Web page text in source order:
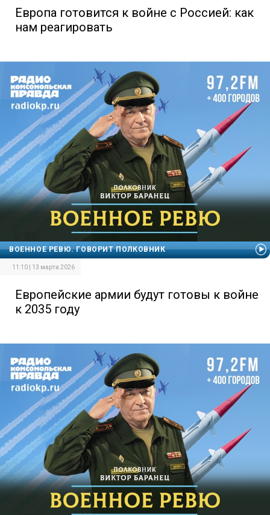
Европа готовится к войне с Россией: как
нам реагировать
ВОЕННОЕ РЕВЮ. ГОВОРИТ ПОЛКОВНИК
11:10 | 13 марта 2026
Европейские армии будут готовы к войне
к 2035 году